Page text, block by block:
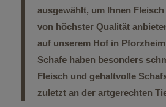
ausgewählt, um Ihnen
von höchster Qualität
auf unserem Hof in
Schafe haben besonders
Fleisch und gehaltvolle
zuletzt an der artgerechten